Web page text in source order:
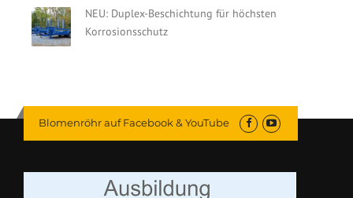
NEU: Duplex-Beschichtung für höchsten
Korrosionsschutz
Blomenröhr auf Facebook & YouTube